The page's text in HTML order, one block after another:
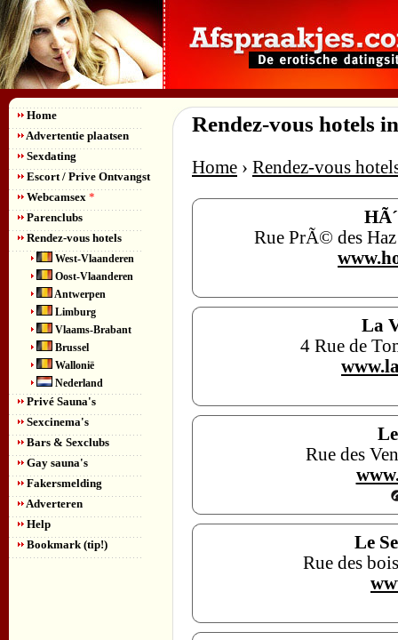
Home
Advertentie plaatsen
Sexdating
Escort / Prive Ontvangst
Webcamsex *
Parenclubs
Rendez-vous hotels
West-Vlaanderen
Oost-Vlaanderen
Antwerpen
Limburg
Vlaams-Brabant
Brussel
Wallonië
Nederland
Privé Sauna's
Sexcinema's
Bars & Sexclubs
Gay sauna's
Fakersmelding
Adverteren
Help
Bookmark (tip!)
Rendez-vous hotels
Home › Rendez-vous
Rue PrÃ© des
La
4 Rue de
Rue des
Le
Rue des